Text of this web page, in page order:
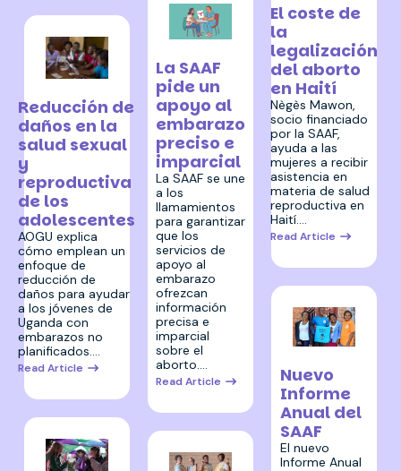
Reducción de
daños en la
salud sexual
y
reproductiva
de los
adolescentes
AOGU explica
cómo emplean un
enfoque de
reducción de
daños para ayudar
a los jóvenes de
Uganda con
embarazos no
planificados.…
Read Article
La SAAF
pide un
apoyo al
embarazo
preciso e
imparcial
La SAAF se une
a los
llamamientos
para garantizar
que los
servicios de
apoyo al
embarazo
ofrezcan
información
precisa e
imparcial
sobre el
aborto.…
Read Article
El coste de
la
legalización
del aborto
en Haití
Nègès Mawon,
socio financiado
por la SAAF,
ayuda a las
mujeres a recibir
asistencia en
materia de salud
reproductiva en
Haití.…
Read Article
Nuevo
Informe
Anual del
SAAF
El nuevo
Informe Anual